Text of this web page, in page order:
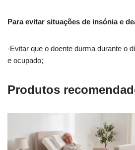
Para evitar situações de insónia e
-Evitar que o doente durma durante o
e ocupado;
Produtos